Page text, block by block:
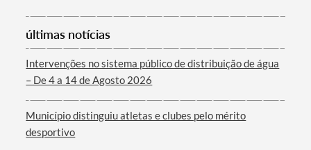
Categorias gerais
Filtros
últimas notícias
Intervenções no sistema público de distribuição de água
– De 4 a 14 de Agosto 2026
Município distinguiu atletas e clubes pelo mérito
desportivo